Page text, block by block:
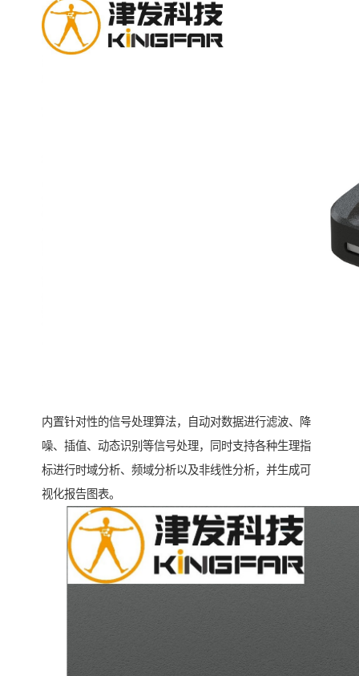
内置针对性的信号处理算法，自动对数据进行滤波、降
噪、插值、动态识别等信号处理，同时支持各种生理指
标进行时域分析、频域分析以及非线性分析，并生成可
视化报告图表。